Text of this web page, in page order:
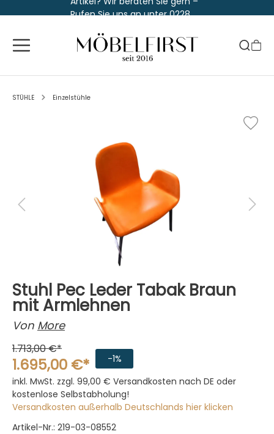
Rufen Sie uns an unter 0228
STÜHLE Einzelstühle
Stuhl Pec Leder Tabak Braun
mit Armlehnen
Von More
1.713,00 €*
1.695,00 €*
-1%
inkl. MwSt. zzgl. 99,00 € Versandkosten nach DE oder
kostenlose Selbstabholung!
Versandkosten außerhalb Deutschlands hier klicken
Artikel-Nr.: 219-03-08552